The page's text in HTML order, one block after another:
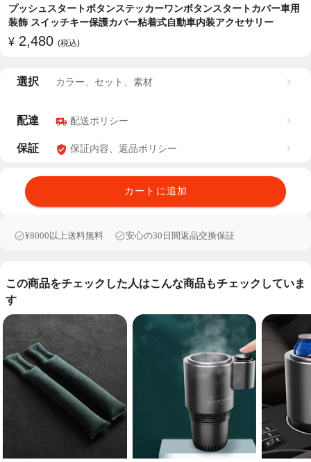
プッシュスタートボタンステッカーワンボタンスタートカバー車用
装飾 スイッチキー保護カバー粘着式自動車内装アクセサリー
¥ 2,480 (税込)
選択 カラー、セット、素材
配達 配送ポリシー
保証 保証内容、返品ポリシー
カートに追加
¥8000以上送料無料 安心の30日間返品交換保証
この商品をチェックした人はこんな商品もチェックしていま
す